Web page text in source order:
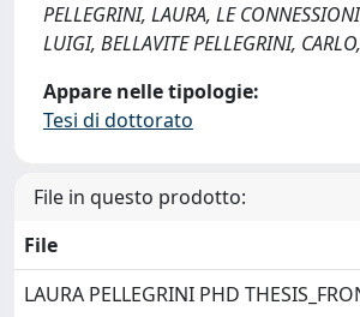
PELLEGRINI, LAURA, LE
LUIGI, BELLAVITE PELLEGRINI,
Appare nelle tipologie:
Tesi di dottorato
File in questo prodotto:
File
LAURA PELLEGRINI PHD